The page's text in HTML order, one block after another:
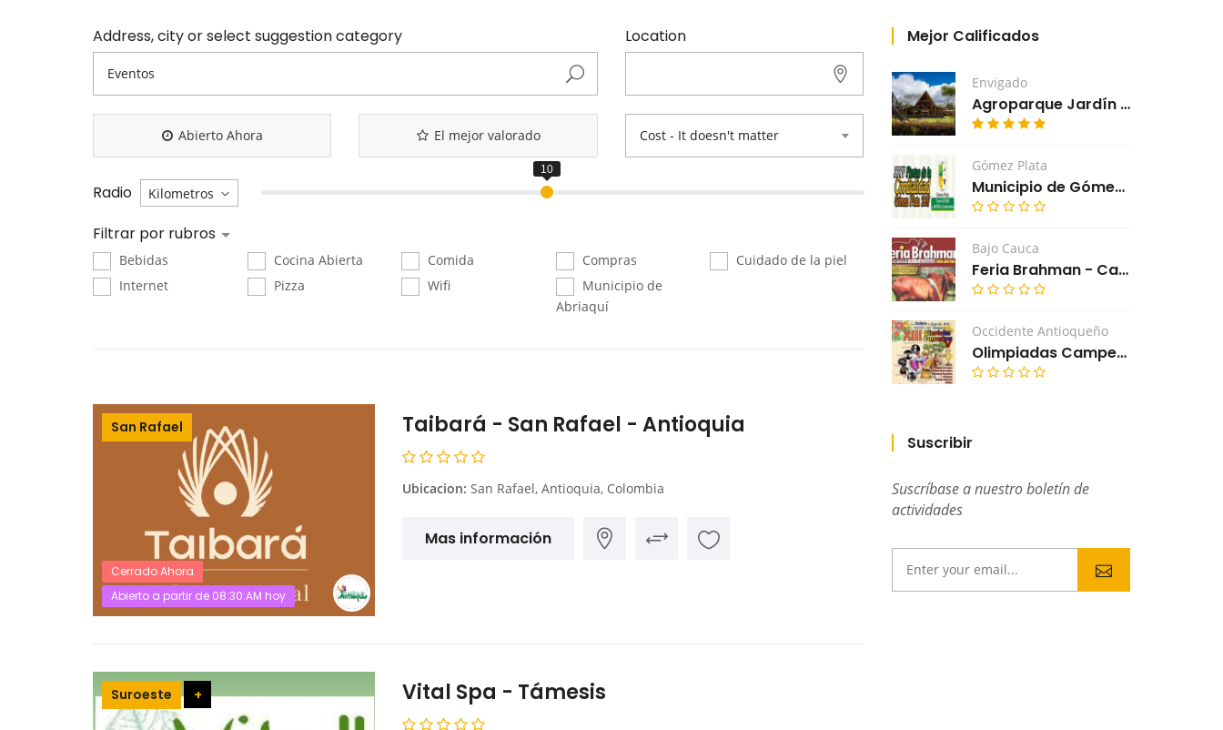
Address, city or select suggestion category Location
Abierto Ahora El mejor valorado Cost - It doesn't matter
Radio
Filtrar por rubros
Bebidas Cocina Abierta Comida Compras
Cuidado de la piel
Internet
Pizza Wifi
Municipio de
Abriaquí
San Rafael
Cerrado Ahora
Abierto a partir de 08:30:AM hoy
Taibará - San Rafael - Antioquia
Ubicacion: San Rafael, Antioquia, Colombia
Mas información
Suroeste + Vital Spa - Támesis
Mejor Calificados
Envigado
Agroparque Jardín de Los Silleteros - Envigado
Gómez Plata
Municipio de Gómez Plata
Bajo Cauca
Feria Brahman - Caucasia - Antioquia
Occidente Antioqueño
Olimpiadas Campesinas - Cañasgordas - Antioquia
Suscribir
Suscríbase a nuestro boletín de
actividades